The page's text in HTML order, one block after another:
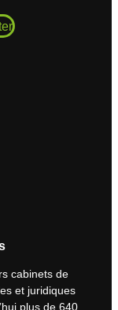
cabinets de
et juridiques
plus de 640